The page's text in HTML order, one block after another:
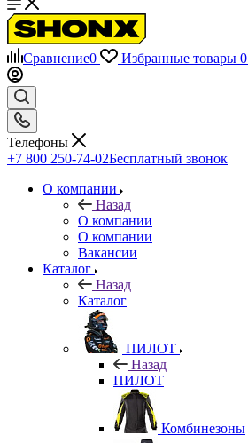
Сравнение0 Избранные товары 0
Телефоны
+7 800 250-74-02Бесплатный звонок
О компании
Назад
О компании
О компании
Вакансии
Каталог
Назад
Каталог
ПИЛОТ
Назад
ПИЛОТ
Комбинезоны